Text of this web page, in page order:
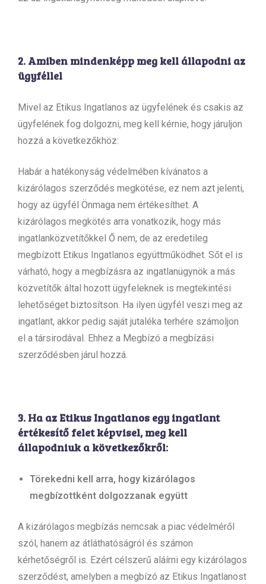
2. Amiben mindenképp meg kell állapodni az
ügyféllel
Mivel az Etikus Ingatlanos az ügyfelének és csakis az
ügyfelének fog dolgozni, meg kell kérnie, hogy járuljon
hozzá a következőkhöz:
Habár a hatékonyság védelmében kívánatos a
kizárólagos szerződés megkötése, ez nem azt jelenti,
hogy az ügyfél Önmaga nem értékesíthet. A
kizárólagos megkötés arra vonatkozik, hogy más
ingatlanközvetítőkkel Ő nem, de az eredetileg
megbízott Etikus Ingatlanos együttműködhet. Sőt el is
várható, hogy a megbízásra az ingatlanügynök a más
közvetítők által hozott ügyfeleknek is megtekintési
lehetőséget biztosítson. Ha ilyen ügyfél veszi meg az
ingatlant, akkor pedig saját jutaléka terhére számoljon
el a társirodával. Ehhez a Megbízó a megbízási
szerződésben járul hozzá.
3. Ha az Etikus Ingatlanos egy ingatlant
értékesítő felet képvisel, meg kell
állapodniuk a következőkről:
Törekedni kell arra, hogy kizárólagos
megbízottként dolgozzanak együtt
A kizárólagos megbízás nemcsak a piac védelméről
szól, hanem az átláthatóságról és számon
kérhetőségről is. Ezért célszerű aláírni egy kizárólagos
szerződést, amelyben a megbízó az Etikus Ingatlanost